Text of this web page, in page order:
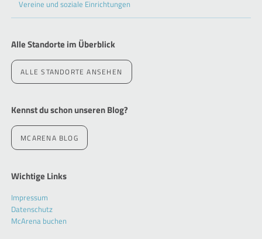
Vereine und soziale Einrichtungen
Alle Standorte im Überblick
ALLE STANDORTE ANSEHEN
Kennst du schon unseren Blog?
MCARENA BLOG
Wichtige Links
Navigation
überspringen
Impressum
Datenschutz
McArena buchen